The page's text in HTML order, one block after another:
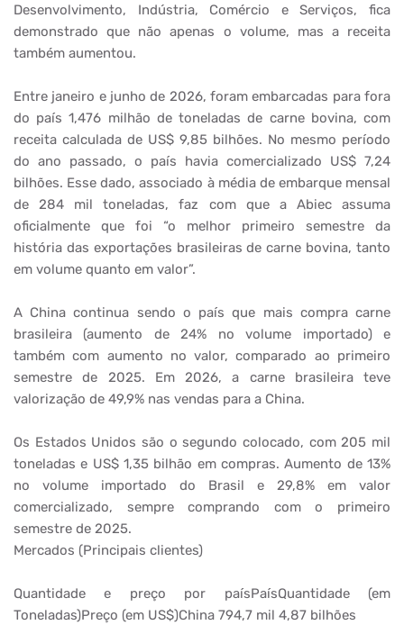
Desenvolvimento, Indústria, Comércio e Serviços, fica
demonstrado que não apenas o volume, mas a receita
também aumentou.
Entre janeiro e junho de 2026, foram embarcadas para fora
do país 1,476 milhão de toneladas de carne bovina, com
receita calculada de US$ 9,85 bilhões. No mesmo período
do ano passado, o país havia comercializado US$ 7,24
bilhões. Esse dado, associado à média de embarque mensal
de 284 mil toneladas, faz com que a Abiec assuma
oficialmente que foi “o melhor primeiro semestre da
história das exportações brasileiras de carne bovina, tanto
em volume quanto em valor”.
A China continua sendo o país que mais compra carne
brasileira (aumento de 24% no volume importado) e
também com aumento no valor, comparado ao primeiro
semestre de 2025. Em 2026, a carne brasileira teve
valorização de 49,9% nas vendas para a China.
Os Estados Unidos são o segundo colocado, com 205 mil
toneladas e US$ 1,35 bilhão em compras. Aumento de 13%
no volume importado do Brasil e 29,8% em valor
comercializado, sempre comprando com o primeiro
semestre de 2025.
Mercados (Principais clientes)
Quantidade e preço por paísPaísQuantidade (em
Toneladas)Preço (em US$)China 794,7 mil 4,87 bilhões